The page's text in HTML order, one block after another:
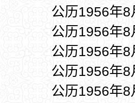
公历1956年
公历1956年
公历1956年
公历1956年
公历1956年